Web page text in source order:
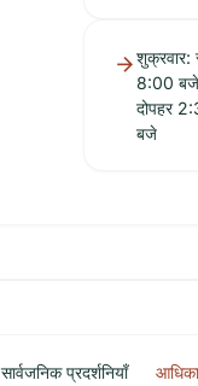
शुक्रवार:
8:00
दोपहर
बजे
सार्वजनिक प्रदर्शनियाँ